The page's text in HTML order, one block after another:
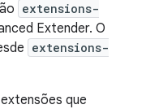
extensions-
Extender. O
extensions-
que